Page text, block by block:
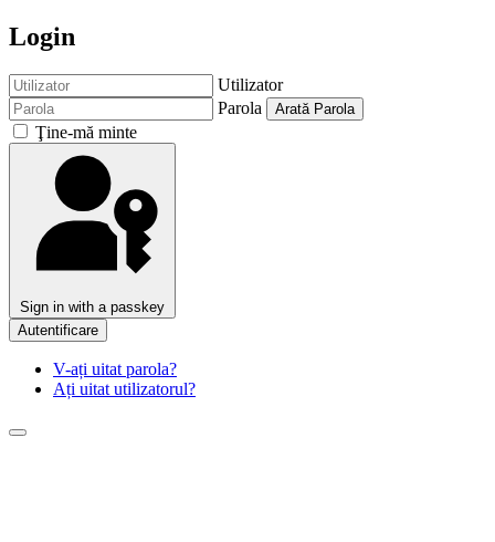
Login
Utilizator
Parola
Arată Parola
Ţine-mă minte
Sign in with a passkey
Autentificare
V-ați uitat parola?
Ați uitat utilizatorul?